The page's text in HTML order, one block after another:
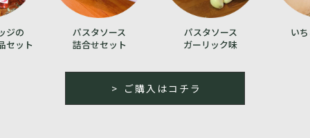
ジの
セット
パスタソース
詰合せセット
パスタソース
ガーリック味
い
ご購入はコチラ